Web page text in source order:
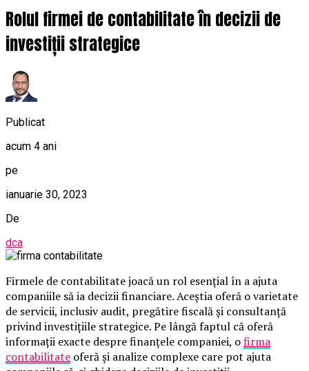
Rolul firmei de contabilitate în decizii de
investiții strategice
Publicat
acum 4 ani
pe
ianuarie 30, 2023
De
dca
Firmele de contabilitate joacă un rol esențial în a ajuta
companiile să ia decizii financiare. Aceștia oferă o varietate
de servicii, inclusiv audit, pregătire fiscală și consultanță
privind investițiile strategice. Pe lângă faptul că oferă
informații exacte despre finanțele companiei, ofirma
contabilitate oferă și analize complexe care pot ajuta